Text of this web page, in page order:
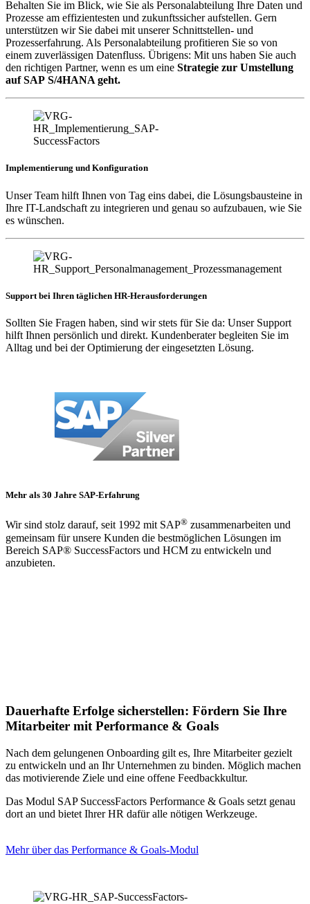
Behalten Sie im Blick, wie Sie als Personalabteilung Ihre Daten und
Prozesse am effizientesten und zukunftssicher aufstellen. Gern
unterstützen wir Sie dabei mit unserer Schnittstellen- und
Prozesserfahrung. Als Personalabteilung profitieren Sie so von
einem zuverlässigen Datenfluss. Übrigens: Mit uns haben Sie auch
den richtigen Partner, wenn es um eine Strategie zur Umstellung
auf SAP S/4HANA geht.
Implementierung und Konfiguration
Unser Team hilft Ihnen von Tag eins dabei, die Lösungsbausteine in
Ihre IT-Landschaft zu integrieren und genau so aufzubauen, wie Sie
es wünschen.
Support bei Ihren täglichen HR-Herausforderungen
Sollten Sie Fragen haben, sind wir stets für Sie da: Unser Support
hilft Ihnen persönlich und direkt. Kundenberater begleiten Sie im
Alltag und bei der Optimierung der eingesetzten Lösung.
Mehr als 30 Jahre SAP-Erfahrung
Wir sind stolz darauf, seit 1992 mit SAP® zusammenarbeiten und
gemeinsam für unsere Kunden die bestmöglichen Lösungen im
Bereich SAP® SuccessFactors und HCM zu entwickeln und
anzubieten.
Dauerhafte Erfolge sicherstellen: Fördern Sie Ihre
Mitarbeiter mit Performance & Goals
Nach dem gelungenen Onboarding gilt es, Ihre Mitarbeiter gezielt
zu entwickeln und an Ihr Unternehmen zu binden. Möglich machen
das motivierende Ziele und eine offene Feedbackkultur.
Das Modul SAP SuccessFactors Performance & Goals setzt genau
dort an und bietet Ihrer HR dafür alle nötigen Werkzeuge.
Mehr über das Performance & Goals-Modul